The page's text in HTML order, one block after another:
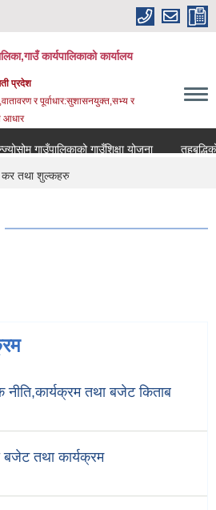
कार्यपालिकाको कार्यालय
प्रदेश
र पूर्वाधार:सुशासनयुक्त,सभ्य र
आधार
गाउँपालिकाको गाउँशिक्षा योजना
तथा शुल्कहरु
तथा बजेट किताब
तथा कार्यक्रम